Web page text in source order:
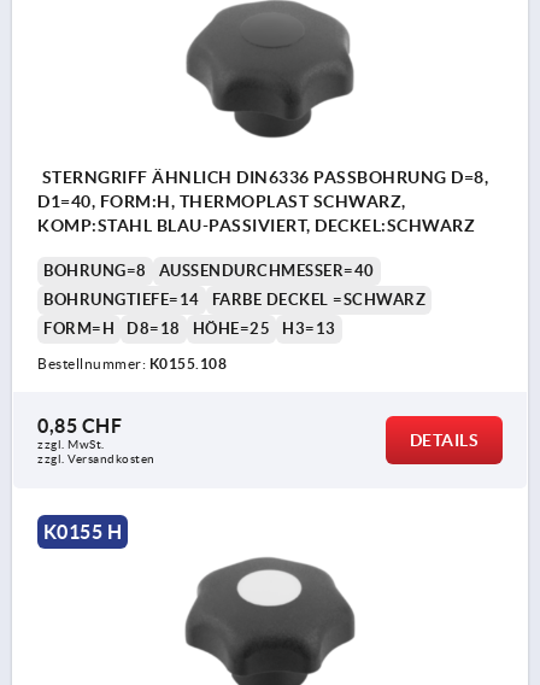
STERNGRIFF ÄHNLICH DIN6336 PASSBOHRUNG D=8,
D1=40, FORM:H, THERMOPLAST SCHWARZ,
KOMP:STAHL BLAU-PASSIVIERT, DECKEL:SCHWARZ
BOHRUNG=8
AUSSENDURCHMESSER=40
BOHRUNGTIEFE=14
FARBE DECKEL =SCHWARZ
FORM=H
D8=18 HÖHE=25 H3=13
Bestellnummer: K0155.108
0,85 CHF
zzgl. MwSt.
zzgl. Versandkosten
DETAILS
K0155 H